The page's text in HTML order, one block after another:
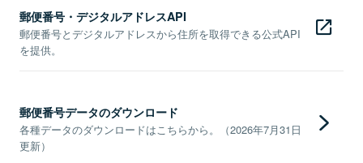
郵便番号・デジタルアドレスAPI
郵便番号とデジタルアドレスから住所を取得できる公式API
を提供。
郵便番号データのダウンロード
各種データのダウンロードはこちらから。（2026年7月31日
更新）